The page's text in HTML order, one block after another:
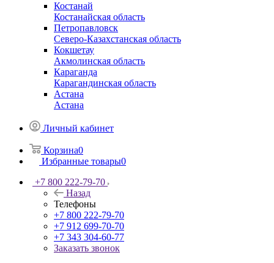
Костанай
Костанайская область
Петропавловск
Северо-Казахстанская область
Кокшетау
Акмолинская область
Караганда
Карагандинская область
Астана
Астана
Личный кабинет
Корзина0
Избранные товары0
+7 800 222-79-70
Назад
Телефоны
+7 800 222-79-70
+7 912 699-70-70
+7 343 304-60-77
Заказать звонок